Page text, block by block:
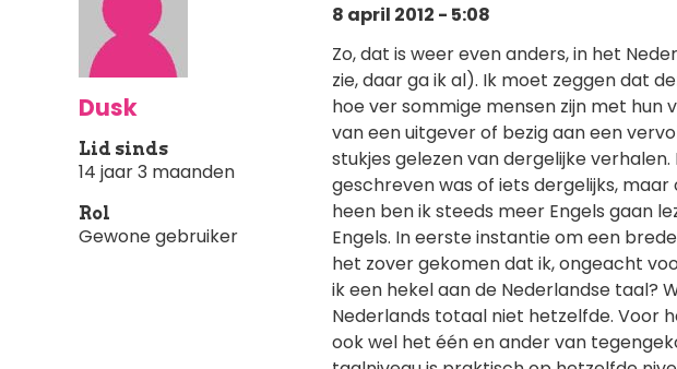
Dusk
Lid sinds
14 jaar 3 maanden
Rol
Gewone gebruiker
8 april 2012 - 5:08
Zo, dat is weer even anders, in het
zie, daar ga ik al). Ik moet zeggen dat
hoe ver sommige mensen zijn met hun
van een uitgever of bezig aan een
stukjes gelezen van dergelijke
geschreven was of iets dergelijks,
heen ben ik steeds meer Engels gaan
Engels. In eerste instantie om een
het zover gekomen dat ik, ongeacht
ik een hekel aan de Nederlandse taal?
Nederlands totaal niet hetzelfde. Voor
ook wel het één en ander van